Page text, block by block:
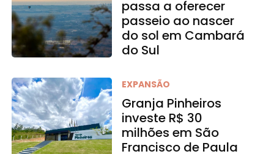
passa a oferecer
passeio ao nascer
do sol em Cambará
do Sul
EXPANSÃO
Granja Pinheiros
investe R$ 30
milhões em São
Francisco de Paula